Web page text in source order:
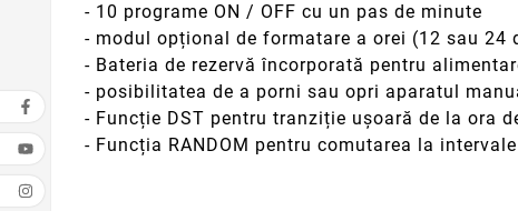
- 10 programe ON / OFF cu un pas de minute
- modul opțional de formatare a orei (12 sau 24
- Bateria de rezervă încorporată pentru
- posibilitatea de a porni sau opri aparatul
- Funcție DST pentru tranziție ușoară de la ora
- Funcția RANDOM pentru comutarea la